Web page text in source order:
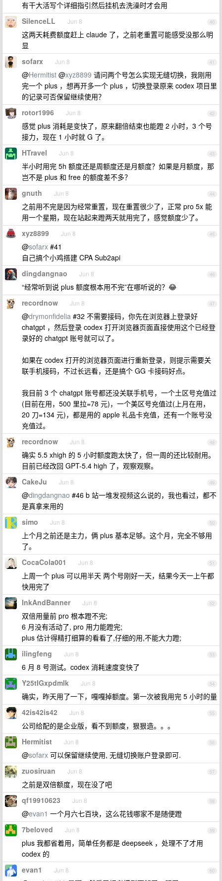
有干大活写个详细指引然后挂机去洗澡时才会用
40
SilenceLL Jun 8
这两天耗费额度赶上 claude 了，之前老重置可能感受没那么明
显
41
sofarx Jun 8
@Hermitist @xyz8899 请问两个号怎么实现无缝切换，我刚用
完一个 plus ，想再开多一个 plus ，切换登录原来 codex 项目里
的记录可否保留继续使用？
42
rotor1996 Jun 8
感觉 plus 消耗是变快了，原来翻倍结束也能蹬 2 小时，3 个号
接力，现在 1 小时就 G 了。
43
HTravel Jun 8
半小时用完 5h 额度还是周额度还是月额度？如果是月额度，那
岂不是 plus 和 free 的额度差不多？
44
gnuth Jun 8
之前用不完是因为经常重置，现在重置很少了，正常 pro 5x 能
用一个星期，现在站起来蹬两天就用完了，感觉额度少了。
45
xyz8899 Jun 8
@sofarx #41
自己搞个小鸡搭建 CPA Sub2api
46
dingdangnao Jun 8
“经常听到说 plus 额度根本用不完”在哪听说的？😂
47
recordnow Jun 8
@drymonfidelia #32 不需要接码，你先在浏览器上登录好
chatgpt ，然后登录 codex 打开浏览器页面直接使用这个已经登
录好的 chatgpt 账号就可以了。
如果在 codex 打开的浏览器页面进行重新登录，则提示需要关
联手机接码，不过长远看，还是搞个 GG 卡接码好点。
我目前 3 个 chatgpt 账号都还没关联手机号，一个土区号充值过
(目前在用，500 里拉=78 元)，一个美区号充值过(上月在用，
20 刀=134 元)，都是用的 apple 礼品卡充值，还有一个账号没
充值过。
48
recordnow Jun 8
确实 5.5 xhigh 的 5 小时额度跑太快了，但一周的还比较耐用。
目前已经改回 GPT-5.4 high 了，观察观察。
49
CakeJu Jun 8
@dingdangnao #46 b 站一堆发视频这么说的，我也看过，都不
是真拿来用的
50
simo Jun 8
上个月之前还是主力，俩 plus 基本足够。这个月，完全不够用
了。
51
CocaCola001 Jun 8
上周一个 plus 可以用半天 两个号刚好一天，结果今天一上午都
快用完了
52
InkAndBanner Jun 8
双倍用量前 pro 根本蹬不完;
6 月没有活动了, pro 用力能蹬完;
plus 估计得精打细算的看看了,仔细的用,不能大力蹬;
53
ilingfeng Jun 8
6 月 8 号测试。codex 消耗速度变快了
54
Y25tIGxpdmlk Jun 8
确实，昨天用了一下，嘎嘎掉额度。第一次被我用完 5 小时的量
55
42is42is42 Jun 8
公司给配的是企业版，看不到额度，狠狠造。。。
56
Hermitist Jun 8
@sofarx 可以保留继续使用, 无缝切换账户登录即可.
57
zuosiruan Jun 8
之前是双倍额度，现在没了吧
58
qf19910623 Jun 8
@evan1 一个月六七百块，这么花钱哪家不是随便蹬
59
7beloved Jun 8
plus 我都省着用，简单任务都是 deepseek ，处理不了才用
codex 的
60
evan1 Jun 8